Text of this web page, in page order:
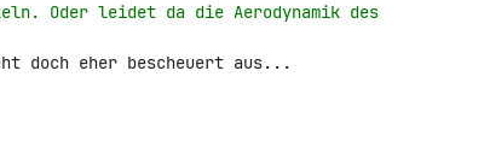
Oder leidet da die Aerodynamik des
doch eher bescheuert aus...